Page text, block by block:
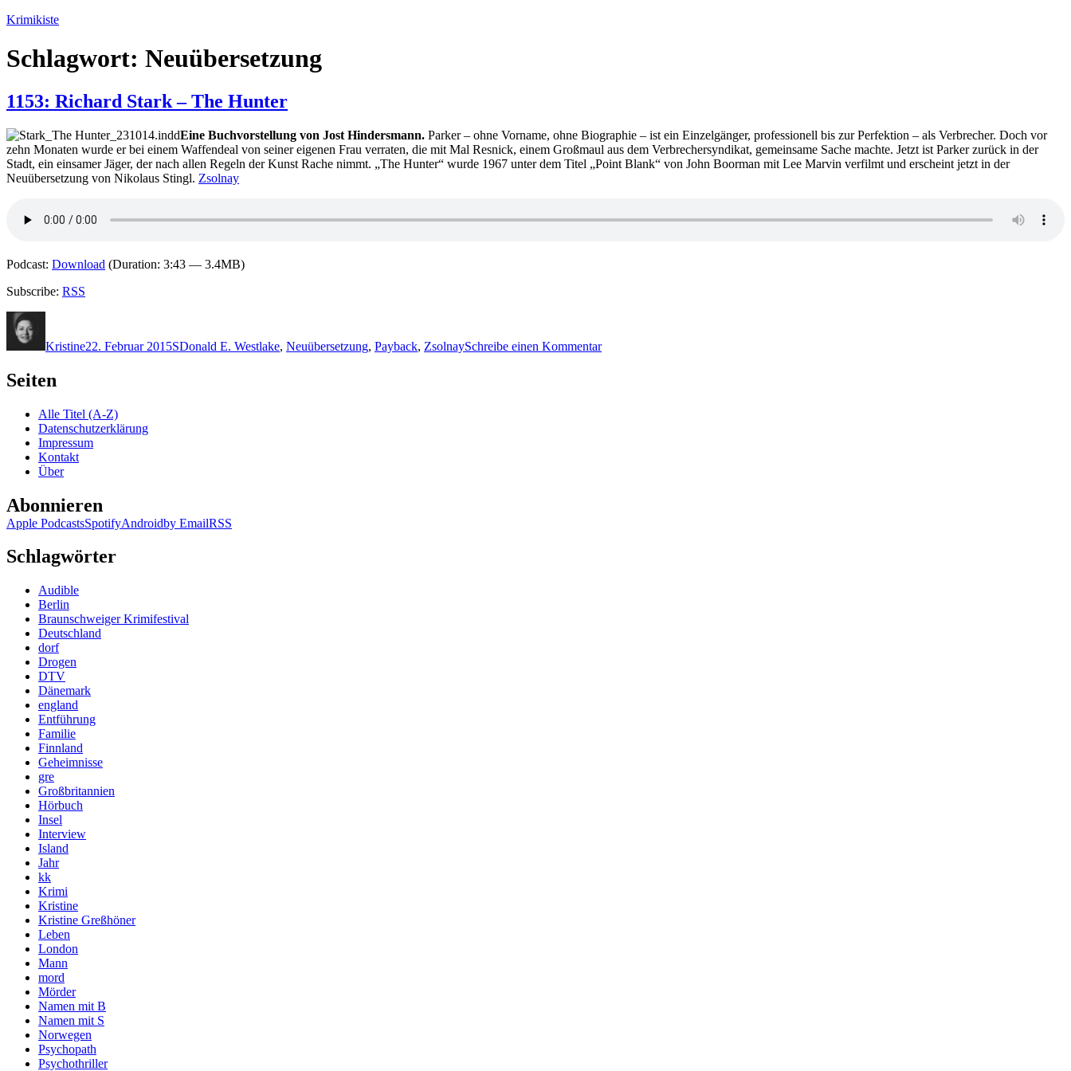
Zum
springen
Krimikiste
Schlagwort: Neuübersetzung
1153: Richard Stark – The Hunter
Eine Buchvorstellung von Jost Hindersmann. Parker – ohne Vorname, ohne Biographie – ist ein Einzelgänger, professionell bis zur Perfektion – als Verbrecher. Doch vor
zehn Monaten wurde er bei einem Waffendeal von seiner eigenen Frau verraten, die mit Mal Resnick, einem Großmaul aus dem Verbrechersyndikat, gemeinsame Sache machte. Jetzt ist Parker zurück in der
Stadt, ein einsamer Jäger, der nach allen Regeln der Kunst Rache nimmt. „The Hunter“ wurde 1967 unter dem Titel „Point Blank“ von John Boorman mit Lee Marvin verfilmt und erscheint jetzt in der
Neuübersetzung von Nikolaus Stingl. Zsolnay
Podcast: Download (Duration: 3:43 — 3.4MB)
Subscribe: RSS
Kristine22. Februar 2015SDonald E. Westlake, Neuübersetzung, Payback, ZsolnaySchreibe einen KommentarRichard
Seiten
Alle Titel (A-Z)
Datenschutzerklärung
Impressum
Kontakt
Über
Abonnieren
Apple PodcastsSpotifyAndroidby EmailRSS
Schlagwörter
Audible
Berlin
Braunschweiger Krimifestival
Deutschland
dorf
Drogen
DTV
Dänemark
england
Entführung
Familie
Finnland
Geheimnisse
gre
Großbritannien
Hörbuch
Insel
Interview
Island
Jahr
kk
Krimi
Kristine
Kristine Greßhöner
Leben
London
Mann
mord
Mörder
Namen mit B
Namen mit S
Norwegen
Psychopath
Psychothriller